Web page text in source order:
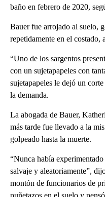
baño en febrero de 2020,
Bauer fue arrojado al suelo,
repetidamente en el costado,
“Uno de los sargentos
con un sujetapapeles con
sujetapapeles le dejó un
la demanda.
La abogada de Bauer,
más tarde fue llevado a la
golpeado hasta la muerte.
“Nunca había
salvaje y aleatoriamente”,
montón de funcionarios de